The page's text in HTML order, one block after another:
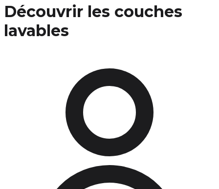
Découvrir les couches
lavables